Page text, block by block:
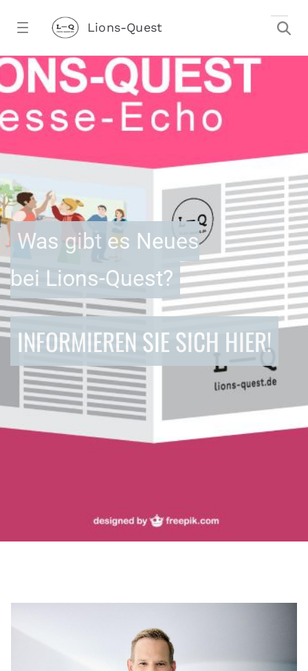
Lions-Quest
Aktuelles - Lions-Quest
Was gibt es Neues
bei Lions-Quest?
INFORMIEREN SIE SICH HIER!